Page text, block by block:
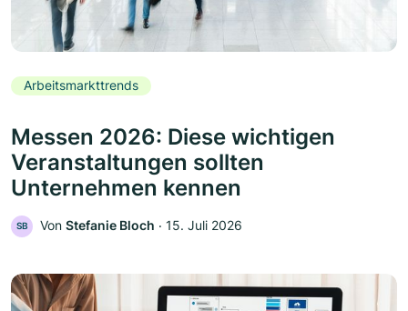
Arbeitsmarkttrends
Messen 2026: Diese wichtigen
Veranstaltungen sollten
Unternehmen kennen
SB Von Stefanie Bloch ‧ 15. Juli 2026